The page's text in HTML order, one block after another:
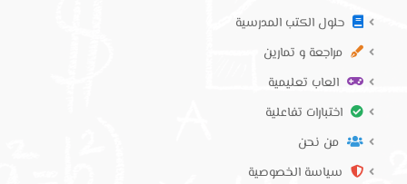
حلول الكتب المدرسية
مراجعة و تمارين
العاب تعليمية
اختبارات تفاعلية
من نحن
سياسة الخصوصية